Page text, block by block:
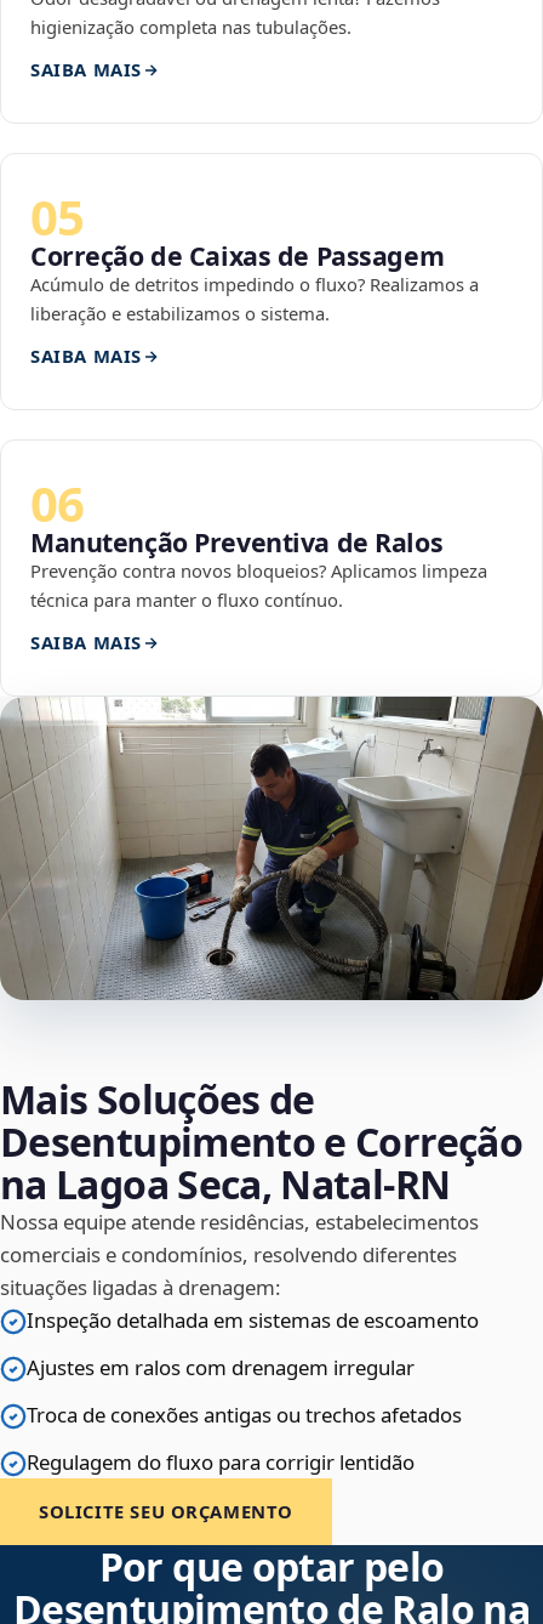
higienização completa nas tubulações.
SAIBA MAIS
05
Correção de Caixas de Passagem
Acúmulo de detritos impedindo o fluxo? Realizamos a
liberação e estabilizamos o sistema.
SAIBA MAIS
06
Manutenção Preventiva de Ralos
Prevenção contra novos bloqueios? Aplicamos limpeza
técnica para manter o fluxo contínuo.
SAIBA MAIS
Mais Soluções de
Desentupimento e Correção
na Lagoa Seca, Natal‑RN
Nossa equipe atende residências, estabelecimentos
comerciais e condomínios, resolvendo diferentes
situações ligadas à drenagem:
Inspeção detalhada em sistemas de escoamento
Ajustes em ralos com drenagem irregular
Troca de conexões antigas ou trechos afetados
Regulagem do fluxo para corrigir lentidão
SOLICITE SEU ORÇAMENTO
Por que optar pelo
Desentupimento de Ralo na